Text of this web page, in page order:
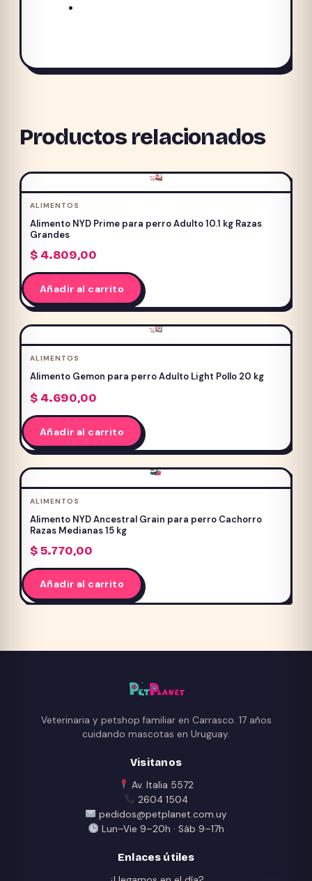
Productos relacionados
ALIMENTOS
Alimento NYD Prime para perro Adulto 10.1 kg Razas
Grandes
$4.809,00
Añadir al carrito
ALIMENTOS
Alimento Gemon para perro Adulto Light Pollo 20 kg
$4.690,00
Añadir al carrito
ALIMENTOS
Alimento NYD Ancestral Grain para perro Cachorro
Razas Medianas 15 kg
$5.770,00
Añadir al carrito
Veterinaria y petshop familiar en Carrasco. 17 años
cuidando mascotas en Uruguay.
Visitanos
Av. Italia 5572
2604 1504
pedidos@petplanet.com.uy
Lun–Vie 9–20h · Sáb 9–17h
Enlaces útiles